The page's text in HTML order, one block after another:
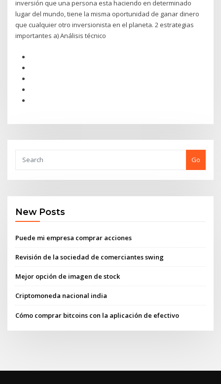
inversión que una persona esta haciendo en determinado
lugar del mundo, tiene la misma oportunidad de ganar dinero
que cualquier otro inversionista en el planeta. 2 estrategias
importantes a) Análisis técnico
Go
New Posts
Puede mi empresa comprar acciones
Revisión de la sociedad de comerciantes swing
Mejor opción de imagen de stock
Criptomoneda nacional india
Cómo comprar bitcoins con la aplicación de efectivo